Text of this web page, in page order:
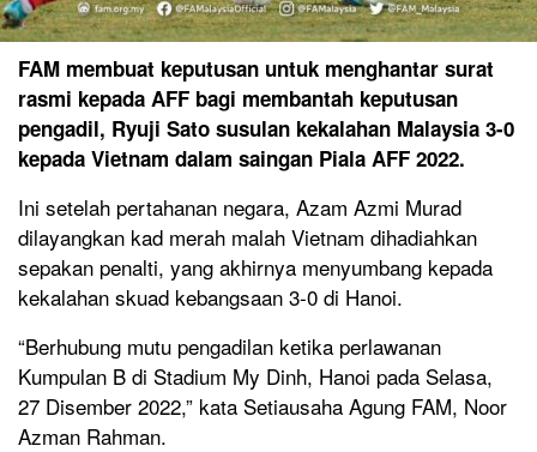
FAM membuat keputusan untuk menghantar surat
rasmi kepada AFF bagi membantah keputusan
pengadil, Ryuji Sato susulan kekalahan Malaysia 3-0
kepada Vietnam dalam saingan Piala AFF 2022.
Ini setelah pertahanan negara, Azam Azmi Murad
dilayangkan kad merah malah Vietnam dihadiahkan
sepakan penalti, yang akhirnya menyumbang kepada
kekalahan skuad kebangsaan 3-0 di Hanoi.
“Berhubung mutu pengadilan ketika perlawanan
Kumpulan B di Stadium My Dinh, Hanoi pada Selasa,
27 Disember 2022,” kata Setiausaha Agung FAM, Noor
Azman Rahman.